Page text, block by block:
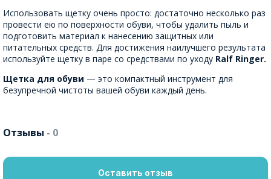
Использовать щетку очень просто: достаточно несколько раз
провести ею по поверхности обуви, чтобы удалить пыль и
подготовить материал к нанесению защитных или
питательных средств. Для достижения наилучшего результата
используйте щетку в паре со средствами по уходу Ralf Ringer.
Щетка для обуви — это компактный инструмент для
безупречной чистоты вашей обуви каждый день.
Отзывы - 0
Оставить отзыв